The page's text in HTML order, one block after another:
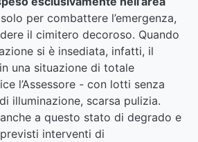
per combattere l’emergenza,
il cimitero decoroso. Quando
si è insediata, infatti, il
una situazione di totale
l’Assessore - con lotti senza
illuminazione, scarsa pulizia.
a questo stato di degrado e
interventi di